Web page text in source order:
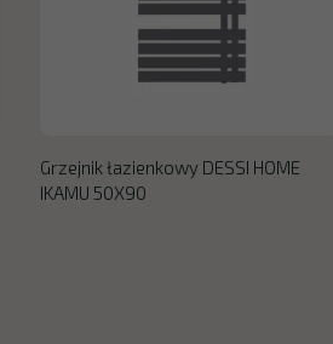
Grzejnik łazienkowy DESSI HOME
IKAMU 50X90